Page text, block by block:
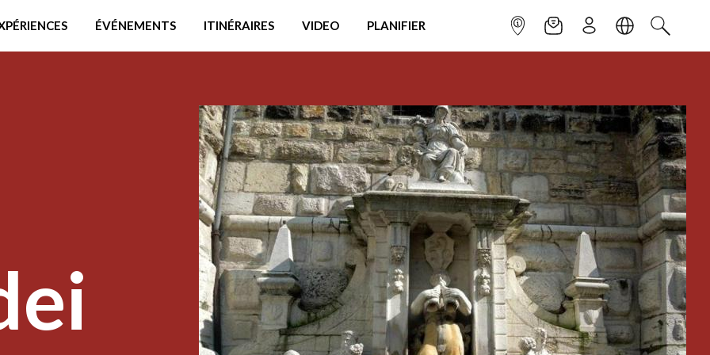
ÉVÉNEMENTS ITINÉRAIRES VIDEO PLANIFIER POINT INFONEWSLETTER
S'INSCRIRELANGUE